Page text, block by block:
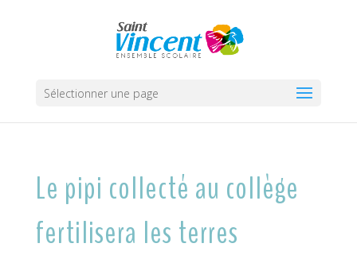
Sélectionner une page
Le pipi collecté au collège
fertilisera les terres